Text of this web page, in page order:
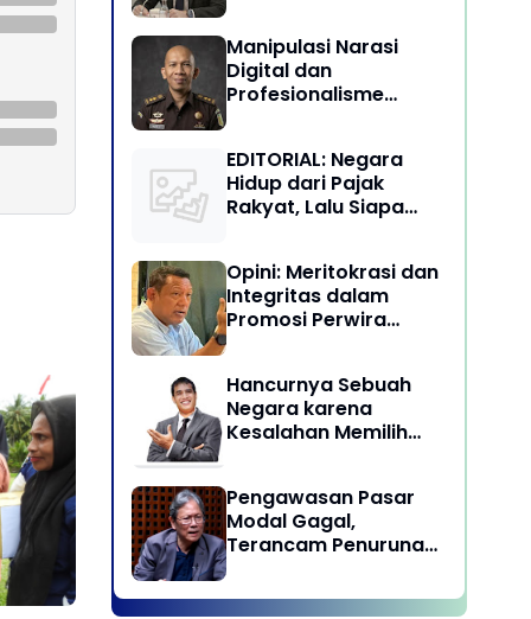
Manipulasi Narasi
Digital dan
Profesionalisme
Social Media di
Indonesia
EDITORIAL: Negara
Hidup dari Pajak
Rakyat, Lalu Siapa
Opini: Meritokrasi dan
Integritas dalam
Promosi Perwira
Hancurnya Sebuah
Negara karena
Kesalahan Memilih
Pengawasan Pasar
Modal Gagal,
Terancam Penurunan